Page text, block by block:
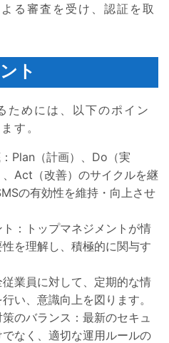
る審査を受け、認証を取
ト
ためには、以下のポイン
す。
Plan（計画）、Do（実
Act（改善）のサイクルを継
の有効性を維持・向上させ
：トップマネジメントが情
を理解し、積極的に関与す
業員に対して、定期的な情
い、意識向上を図ります。
のバランス：最新のセキュ
なく、適切な運用ルールの